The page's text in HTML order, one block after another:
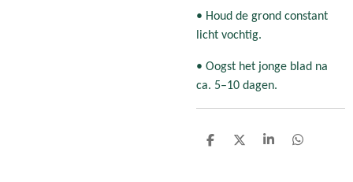
• Houd de grond constant
licht vochtig.
• Oogst het jonge blad na
ca. 5–10 dagen.
D
D
S
D